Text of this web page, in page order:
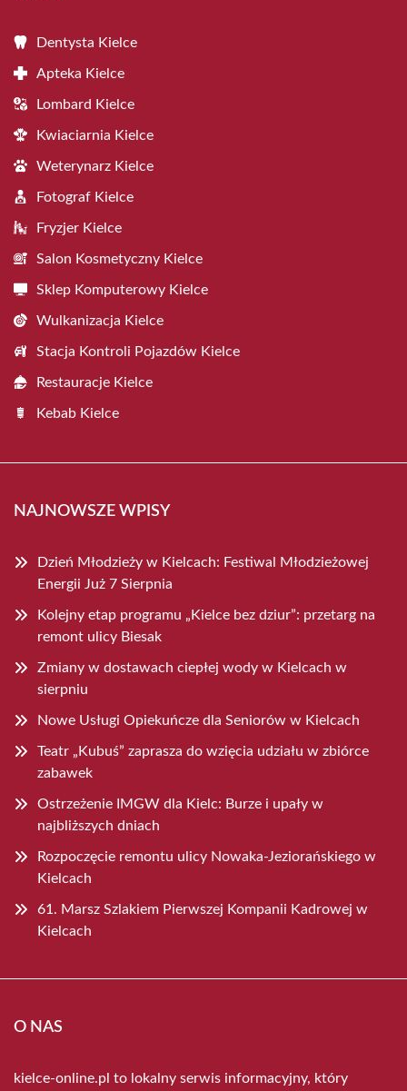
Dentysta Kielce
Apteka Kielce
Lombard Kielce
Kwiaciarnia Kielce
Weterynarz Kielce
Fotograf Kielce
Fryzjer Kielce
Salon Kosmetyczny Kielce
Sklep Komputerowy Kielce
Wulkanizacja Kielce
Stacja Kontroli Pojazdów Kielce
Restauracje Kielce
Kebab Kielce
NAJNOWSZE WPISY
Dzień Młodzieży w Kielcach: Festiwal Młodzieżowej
Energii Już 7 Sierpnia
Kolejny etap programu „Kielce bez dziur”: przetarg na
remont ulicy Biesak
Zmiany w dostawach ciepłej wody w Kielcach w
sierpniu
Nowe Usługi Opiekuńcze dla Seniorów w Kielcach
Teatr „Kubuś” zaprasza do wzięcia udziału w zbiórce
zabawek
Ostrzeżenie IMGW dla Kielc: Burze i upały w
najbliższych dniach
Rozpoczęcie remontu ulicy Nowaka-Jeziorańskiego w
Kielcach
61. Marsz Szlakiem Pierwszej Kompanii Kadrowej w
Kielcach
O NAS
kielce-online.pl to lokalny serwis informacyjny, który